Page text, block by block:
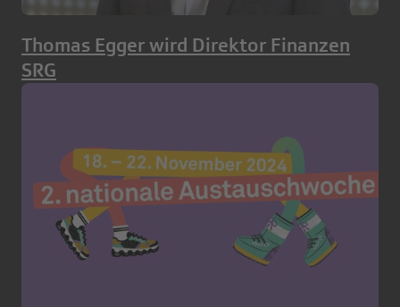
Thomas Egger wird Direktor Finanzen
SRG